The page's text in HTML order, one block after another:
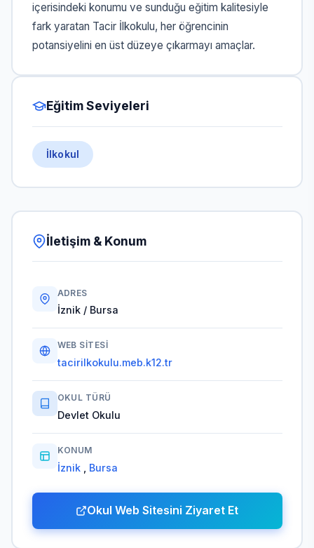
içerisindeki konumu ve sunduğu eğitim kalitesiyle
fark yaratan Tacir İlkokulu, her öğrencinin
potansiyelini en üst düzeye çıkarmayı amaçlar.
Eğitim Seviyeleri
İlkokul
İletişim & Konum
ADRES
İznik / Bursa
WEB SITESI
tacirilkokulu.meb.k12.tr
OKUL TÜRÜ
Devlet Okulu
KONUM
İznik Bursa
Okul Web Sitesini Ziyaret Et